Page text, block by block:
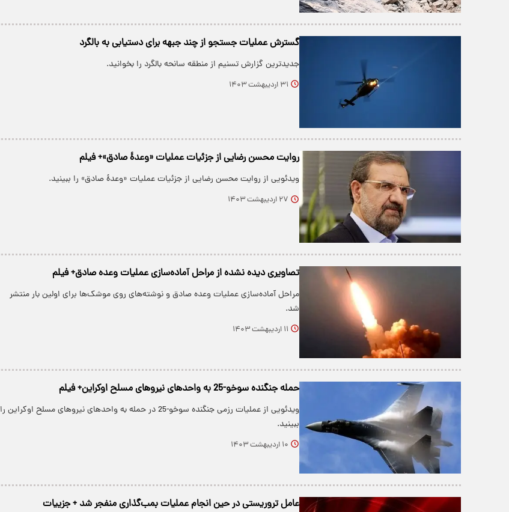
گسترش عملیات جستجو از چند جبهه برای دستیابی به بالگرد
جدیدترین گزارش تسنیم از منطقه سانحه بالگرد را بخوانید.
۳۱ اردیبهشت ۱۴۰۳
روایت محسن رضایی از جزئیات عملیات «وعدۀ صادق»+ فیلم
ویدئویی از روایت محسن رضایی از جزئیات عملیات «وعدۀ صادق» را ببینید.
۲۷ اردیبهشت ۱۴۰۳
تصاویری دیده نشده از مراحل آماده‌سازی عملیات وعده صادق+ فیلم
مراحل آماده‌سازی عملیات وعده صادق و نوشته‌های روی موشک‌ها برای اولین بار منتشر
شد.
۱۱ اردیبهشت ۱۴۰۳
حمله جنگنده سوخو-25 به واحدهای نیروهای مسلح اوکراین+ فیلم
ویدئویی از عملیات رزمی جنگنده سوخو-25 در حمله به واحدهای نیروهای مسلح اوکراین را
ببینید.
۱۰ اردیبهشت ۱۴۰۳
عامل تروریستی در حین انجام عملیات بمب‌گذاری منفجر شد + جزییات